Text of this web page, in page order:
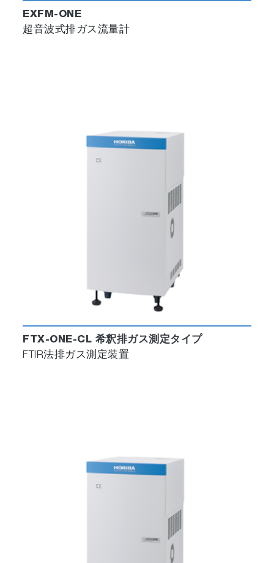
EXFM-ONE
超音波式排ガス流量計
FTX-ONE-CL 希釈排ガス測定タイプ
FTIR法排ガス測定装置